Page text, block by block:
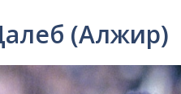
(Алжир)